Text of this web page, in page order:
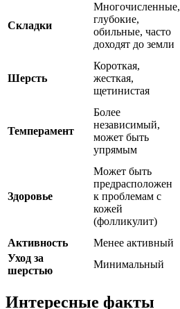
Складки
Многочисленные,
глубокие,
обильные, часто
доходят до земли
Шерсть
Короткая,
жесткая,
щетинистая
Темперамент
Более
независимый,
может быть
упрямым
Здоровье
Может быть
предрасположен
к проблемам с
кожей
(фолликулит)
Активность
Менее активный
Уход за
шерстью
Минимальный
Интересные факты